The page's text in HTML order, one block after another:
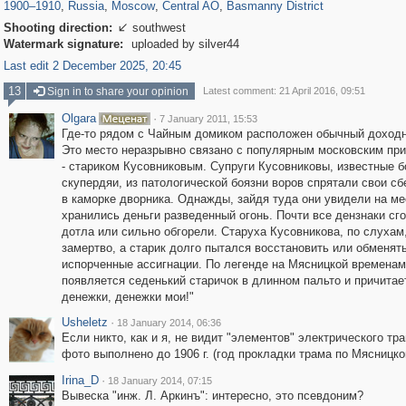
1900–1910, Russia, Moscow, Central AO, Basmanny District
Shooting direction:  southwest
Watermark signature:
uploaded by silver44
Last edit 2 December 2025, 20:45
13
Sign in to share your opinion Latest comment: 21 April 2016, 09:51
Olgara · 7 January 2011, 15:53
Где-то рядом с Чайным домиком расположен обычный
Это место неразрывно связано с популярным московским
- стариком Кусовниковым. Супруги Кусовниковы, известные
скупердяи, из патологической боязни воров спрятали свои
в каморке дворника. Однажды, зайдя туда они увидели на
хранились деньги разведенный огонь. Почти все дензнаки
дотла или сильно обгорели. Старуха Кусовникова, по
замертво, а старик долго пытался восстановить или
испорченные ассигнации. По легенде на Мясницкой
появляется седенький старичок в длинном пальто и
денежки, денежки мои!"
Usheletz · 18 January 2014, 06:36
Если никто, как и я, не видит "элементов" электрического
фото выполнено до 1906 г. (год прокладки трама по
Irina_D · 18 January 2014, 07:15
Вывеска "инж. Л. Аркинъ": интересно, это псевдоним?